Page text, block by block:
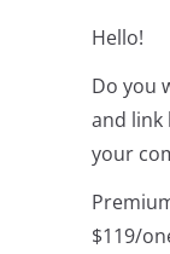
Hello!
Do you
and link
your
$119/